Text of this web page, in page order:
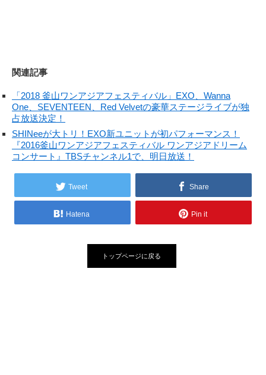
関連記事
「2018 釜山ワンアジアフェスティバル」EXO、Wanna
One、SEVENTEEN、Red Velvetの豪華ステージライブが独
占放送決定！
SHINeeが大トリ！EXO新ユニットが初パフォーマンス！
『2016釜山ワンアジアフェスティバル ワンアジアドリーム
コンサート』TBSチャンネル1で、明日放送！
Tweet Share
Hatena Pin it
トップページに戻る